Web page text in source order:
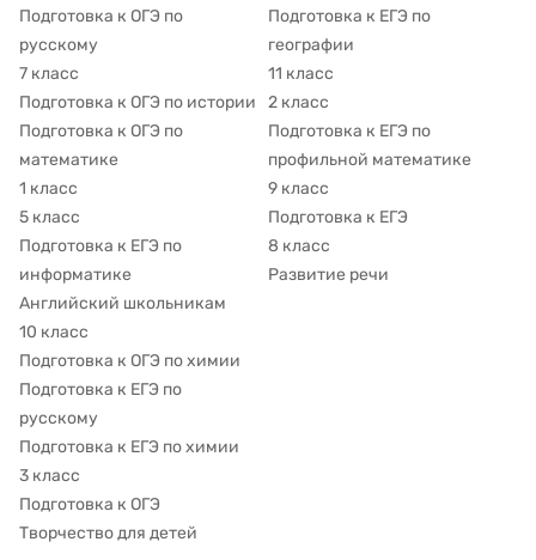
Подготовка к ОГЭ по
русскому
7 класс
Подготовка к ОГЭ по истории
Подготовка к ОГЭ по
математике
1 класс
5 класс
Подготовка к ЕГЭ по
информатике
Английский школьникам
10 класс
Подготовка к ОГЭ по химии
Подготовка к ЕГЭ по
русскому
Подготовка к ЕГЭ по химии
3 класс
Подготовка к ОГЭ
Творчество для детей
Подготовка к ЕГЭ по
географии
11 класс
2 класс
Подготовка к ЕГЭ по
профильной математике
9 класс
Подготовка к ЕГЭ
8 класс
Развитие речи